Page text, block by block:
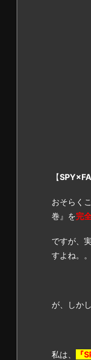
【
おそらく
巻』を完
ですが、
すよね。。
が、しか
私は、
『